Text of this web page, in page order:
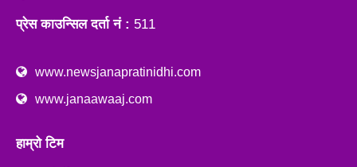
प्रेस काउन्सिल दर्ता नं : 511
www.newsjanapratinidhi.com
www.janaawaaj.com
हाम्रो टिम